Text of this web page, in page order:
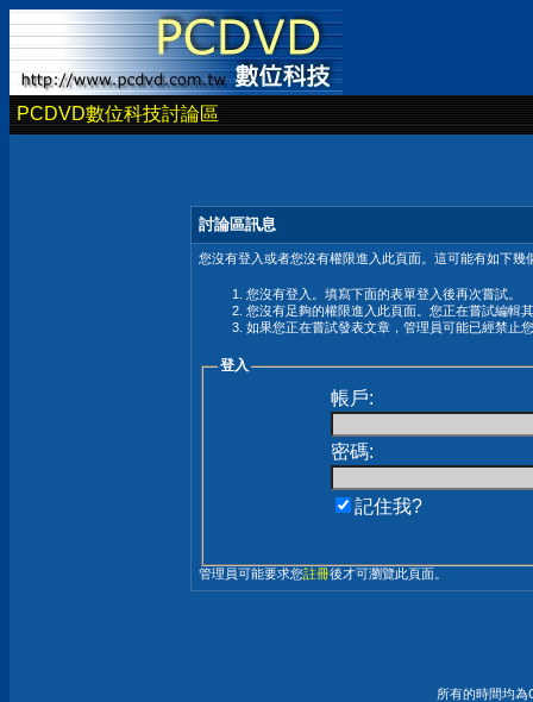
PCDVD數位科技討論區
討論區訊息
您沒有登入或者您沒有權限進入此頁面。這可能有如下幾
您沒有登入。填寫下面的表單登入後再次嘗試。
您沒有足夠的權限進入此頁面。您正在嘗試編輯
如果您正在嘗試發表文章，管理員可能已經禁止
登入
帳戶:
密碼:
記住我?
管理員可能要求您註冊後才可瀏覽此頁面。
所有的時間均為